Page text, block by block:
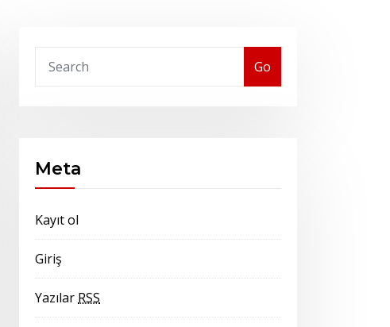
Go
Meta
Kayıt ol
Giriş
Yazılar RSS